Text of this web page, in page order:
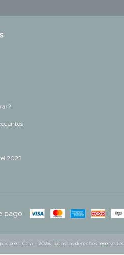
2025
pago
en Casa - 2026. Todos los derechos reservados.